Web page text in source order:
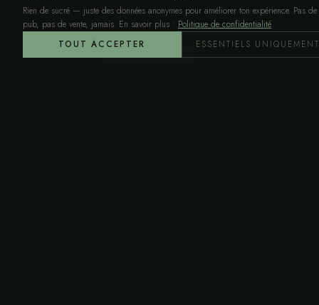
02
"Je suis épuisée même le matin. Je tiens à coup de
Rien de sucré — juste des données anonymes pour améliorer ton expérience. Pas de
pub, pas de vente, jamais. En savoir plus : Politique de confidentialité
TOUT ACCEPTER ESSENTIELS